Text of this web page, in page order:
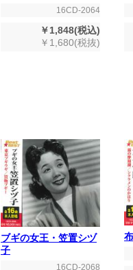
16CD-2064
￥1,848(税込)
￥1,680(税抜)
ブギの女王・笠置シヅ
子
16CD-2068